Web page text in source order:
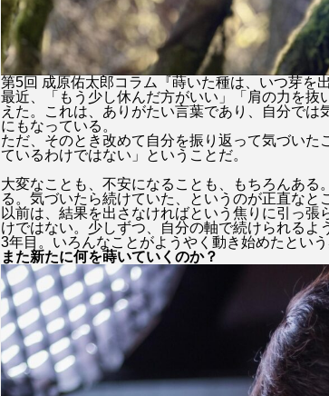
第5回 成原佑太郎コラム『蒔いた種は、いつ芽を
最近、「もう少し休んだ方がいい」「肩の力を抜
えた。これは、ありがたい言葉であり、自分では
にもなっている。
ただ、そのとき改めて自分を振り返って気づいた
ているわけではない」ということだ。
大変なことも、不安になることも、もちろんある
る。気づいたら続けていた、というのが正直なと
以前は、結果を出さなければという焦りに引っ
けではない。少しずつ、自分の軸で続けられるよ
3年目。いろんなことがようやく動き始めたという
また新たに何を蒔いていくのか？